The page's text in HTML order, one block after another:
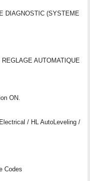
DIAGNOSTIC (SYSTEME
AUTOMATIQUE
ON.
/ HL AutoLeveling /
Codes